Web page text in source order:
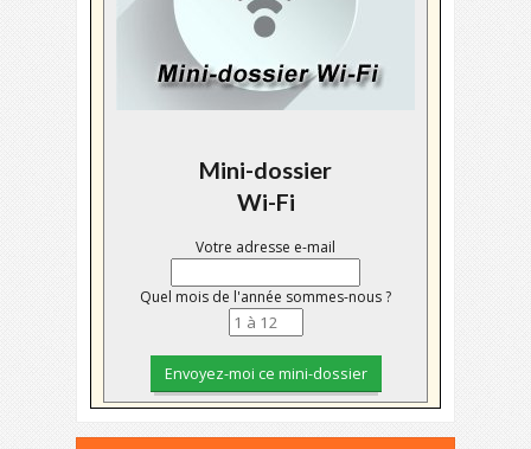
Mini-dossier
Wi-Fi
Votre adresse e-mail
Quel mois de l'année sommes-nous ?